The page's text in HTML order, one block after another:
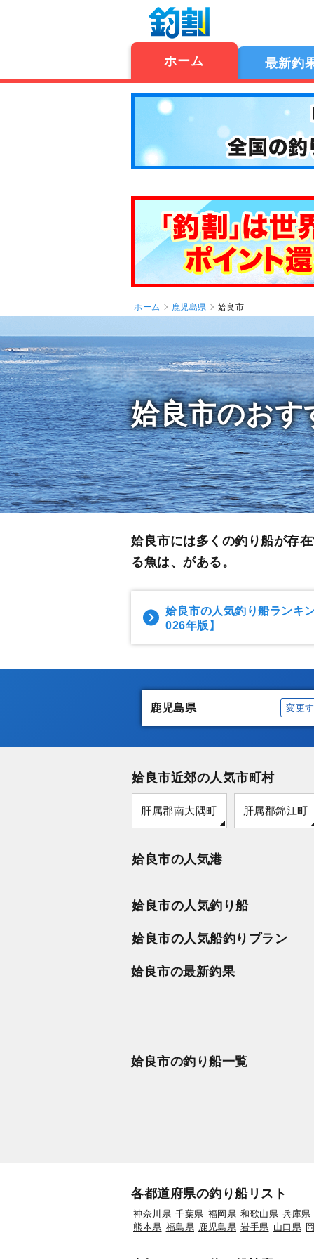
ホーム 最新釣
ホーム 鹿児島県 姶良市
姶良市のおす
姶良市には多くの釣り船が存
る魚は、がある。
姶良市の人気釣り船ランキ
026年版】
鹿児島県 変更
姶良市近郊の人気市町村
肝属郡南大隅町 肝属郡錦江町
姶良市の人気港
姶良市の人気釣り船
姶良市の人気船釣りプラン
姶良市の最新釣果
姶良市の釣り船一覧
各都道府県の釣り船リスト
神奈川県 千葉県 福岡県 和歌山県 兵庫県
熊本県 福島県 鹿児島県 岩手県 山口県